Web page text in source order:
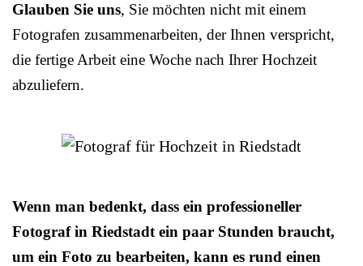
Glauben Sie uns, Sie möchten nicht mit einem
Fotografen zusammenarbeiten, der Ihnen verspricht,
die fertige Arbeit eine Woche nach Ihrer Hochzeit
abzuliefern.
Wenn man bedenkt, dass ein professioneller
Fotograf in Riedstadt ein paar Stunden braucht,
um ein Foto zu bearbeiten, kann es rund einen